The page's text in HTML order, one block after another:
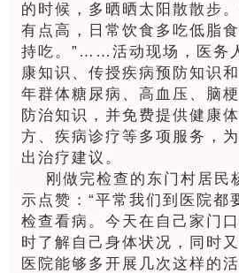
的时候，多晒晒太阳散散步
有点高，日常饮食多吃低脂
持吃。”……活动现场，医务
康知识、传授疾病预防知识
年群体糖尿病、高血压、脑
防治知识，并免费提供健康
方、疾病诊疗等多项服务，
出治疗建议。
刚做完检查的东门村居民
示点赞：“平常我们到医院都
检查看病。今天在自己家门
时了解自己身体状况，同时
医院能够多开展几次这样的